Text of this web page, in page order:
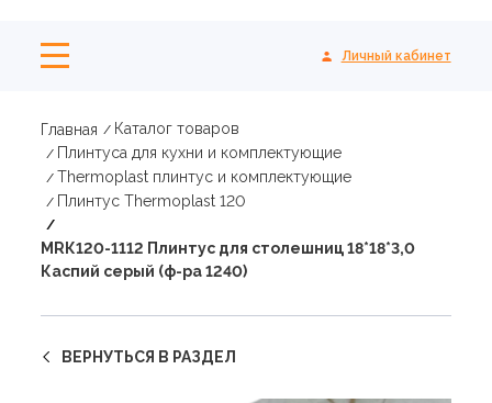
Личный кабинет
Главная
Каталог товаров
Плинтуса для кухни и комплектующие
Thermoplast плинтус и комплектующие
Плинтус Thermoplast 120
МRК120-1112 Плинтус для столешниц 18*18*3,0
Каспий серый (ф-ра 1240)
ВЕРНУТЬСЯ В РАЗДЕЛ